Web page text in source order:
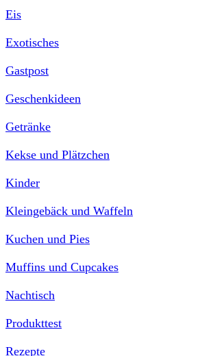
Eis
Exotisches
Gastpost
Geschenkideen
Getränke
Kekse und Plätzchen
Kinder
Kleingebäck und Waffeln
Kuchen und Pies
Muffins und Cupcakes
Nachtisch
Produkttest
Rezepte